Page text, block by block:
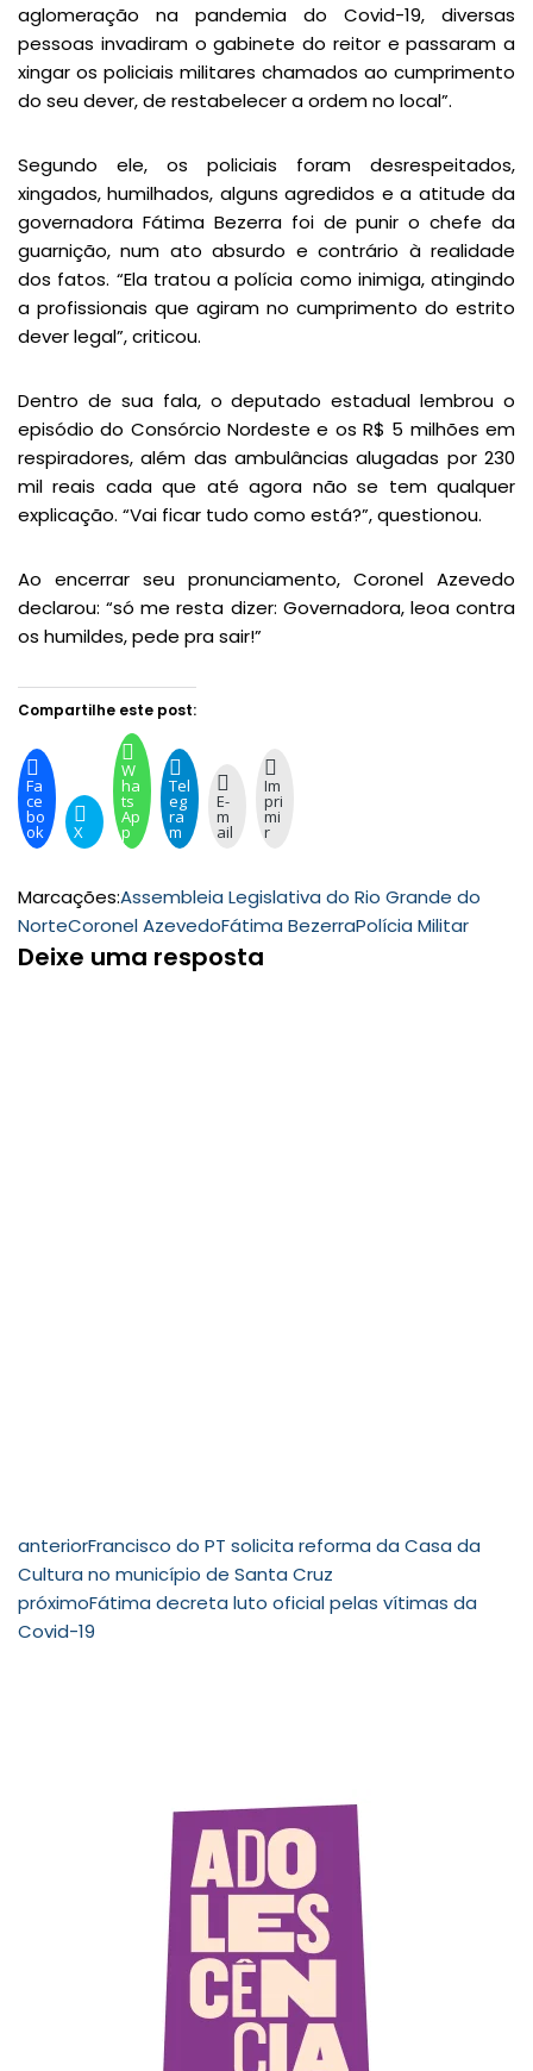
aglomeração na pandemia do Covid-19, diversas
pessoas invadiram o gabinete do reitor e passaram a
xingar os policiais militares chamados ao cumprimento
do seu dever, de restabelecer a ordem no local”.
Segundo ele, os policiais foram desrespeitados,
xingados, humilhados, alguns agredidos e a atitude da
governadora Fátima Bezerra foi de punir o chefe da
guarnição, num ato absurdo e contrário à realidade
dos fatos. “Ela tratou a polícia como inimiga, atingindo
a profissionais que agiram no cumprimento do estrito
dever legal”, criticou.
Dentro de sua fala, o deputado estadual lembrou o
episódio do Consórcio Nordeste e os R$ 5 milhões em
respiradores, além das ambulâncias alugadas por 230
mil reais cada que até agora não se tem qualquer
explicação. “Vai ficar tudo como está?”, questionou.
Ao encerrar seu pronunciamento, Coronel Azevedo
declarou: “só me resta dizer: Governadora, leoa contra
os humildes, pede pra sair!”
Compartilhe este post:
Fa
ce
bo
ok X
W
ha
ts
Ap
p
Tel
eg
ra
m
E-
m
ail
Im
pri
mi
r
Marcações:Assembleia Legislativa do Rio Grande do
NorteCoronel AzevedoFátima BezerraPolícia Militar
Deixe uma resposta
anteriorFrancisco do PT solicita reforma da Casa da
Cultura no município de Santa Cruz
próximoFátima decreta luto oficial pelas vítimas da
Covid-19